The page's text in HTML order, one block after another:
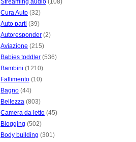
Streaming audio (108)
Cura Auto (32)
Auto parti (39)
Autoresponder (2)
Aviazione (215)
Babies toddler (536)
Bambini (1210)
Fallimento (10)
Bagno (44)
Bellezza (803)
Camera da letto (45)
Blogging (502)
Body building (301)